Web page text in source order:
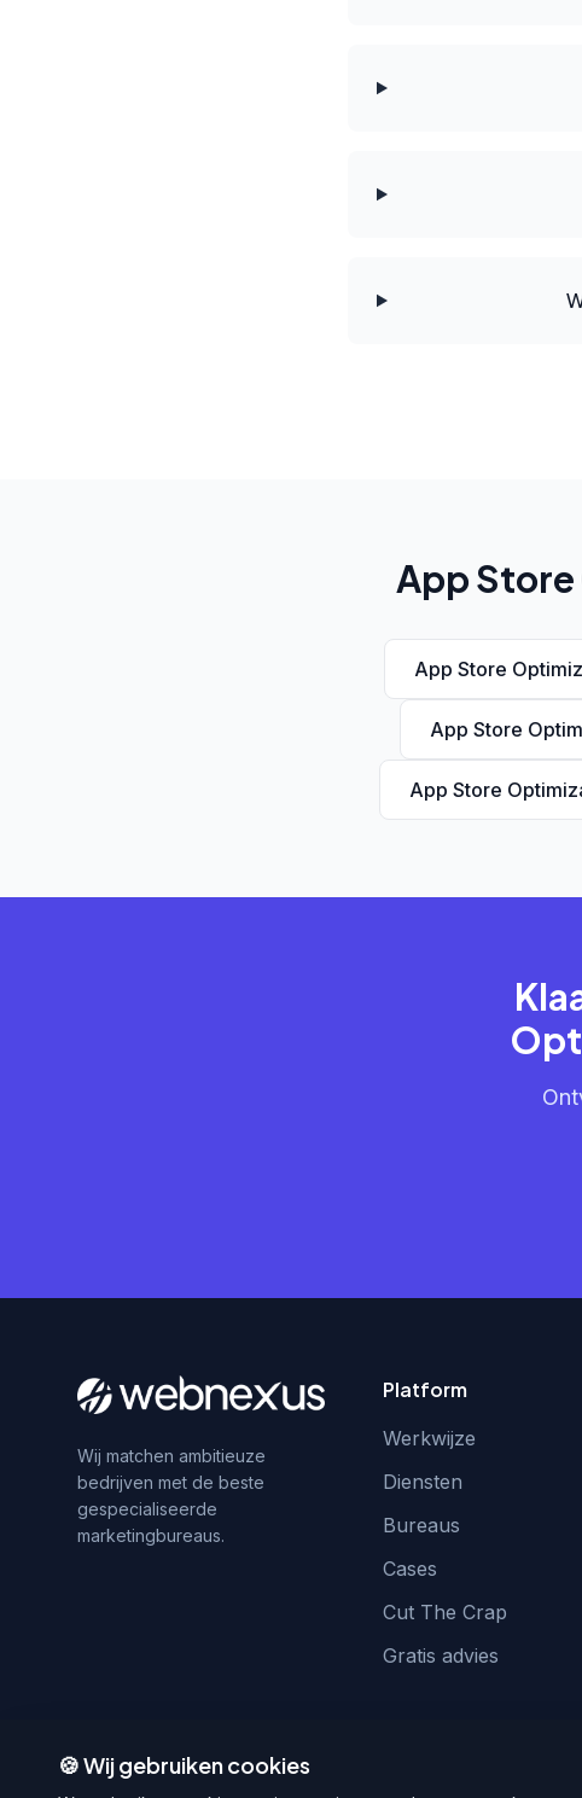
App
App Store
App Store
App Store
Wij matchen ambitieuze
bedrijven met de beste
gespecialiseerde
marketingbureaus.
Platform
Werkwijze
Diensten
Bureaus
Cases
Cut The Crap
Gratis advies
© 2026 WebNexus. Alle rechten voorbehouden.
🍪 Wij gebruiken cookies